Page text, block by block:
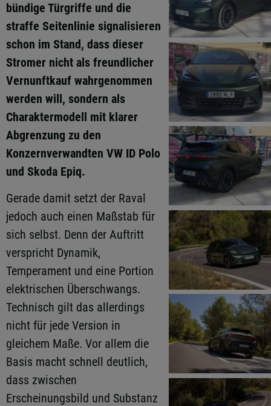
bündige Türgriffe und die
straffe Seitenlinie signalisieren
schon im Stand, dass dieser
Stromer nicht als freundlicher
Vernunftkauf wahrgenommen
werden will, sondern als
Charaktermodell mit klarer
Abgrenzung zu den
Konzernverwandten VW ID Polo
und Skoda Epiq.
Gerade damit setzt der Raval
jedoch auch einen Maßstab für
sich selbst. Denn der Auftritt
verspricht Dynamik,
Temperament und eine Portion
elektrischen Überschwangs.
Technisch gilt das allerdings
nicht für jede Version in
gleichem Maße. Vor allem die
Basis macht schnell deutlich,
dass zwischen
Erscheinungsbild und Substanz